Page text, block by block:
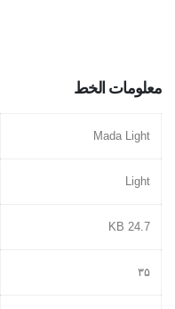
معلومات الخط
Mada Light
Light
24.7 KB
۳۵